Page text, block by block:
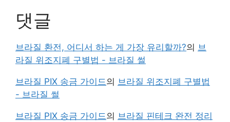
댓글
브라질 환전, 어디서 하는 게 가장 유리할까?의 브
라질 위조지폐 구별법 - 브라질 썰
브라질 PIX 송금 가이드의 브라질 위조지폐 구별법
- 브라질 썰
브라질 PIX 송금 가이드의 브라질 핀테크 완전 정리